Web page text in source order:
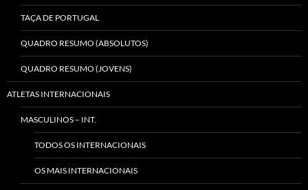
TAÇA DE PORTUGAL
QUADRO RESUMO (ABSOLUTOS)
QUADRO RESUMO (JOVENS)
ATLETAS INTERNACIONAIS
MASCULINOS – INT.
TODOS OS INTERNACIONAIS
OS MAIS INTERNACIONAIS